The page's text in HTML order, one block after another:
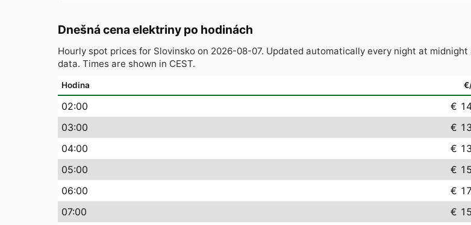
Dnešná cena elektriny po hodinách
Hourly spot prices for Slovinsko on 2026-08-07. Updated automatically every night at
data. Times are shown in CEST.
Hodina
02:00 €
03:00
€
04:00
€
05:00
€
06:00
€
07:00
€